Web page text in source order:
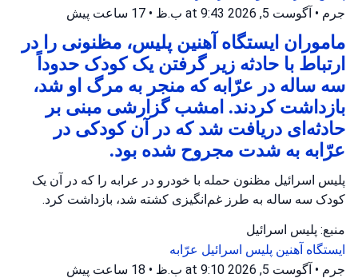
جرم • آگوست 5, 2026 at 9:43 ب.ظ • 17 ساعت پیش
ماموران ایستگاه آهنین پلیس، مظنونی را در
ارتباط با حادثه زیر گرفتن یک کودک حدوداً
سه ساله در عرّابه که منجر به مرگ او شد،
بازداشت کردند. امشب گزارشی مبنی بر
حادثه‌ای دریافت شد که در آن کودکی در
عرّابه به شدت مجروح شده بود.
پلیس اسرائیل مظنون حمله با خودرو در عرابه را که در آن یک
کودک سه ساله به طرز غم‌انگیزی کشته شد، بازداشت کرد.
منبع: پلیس اسرائیل
ایستگاه آهنین پلیس اسرائیل عرّابه
جرم • آگوست 5, 2026 at 9:10 ب.ظ • 18 ساعت پیش